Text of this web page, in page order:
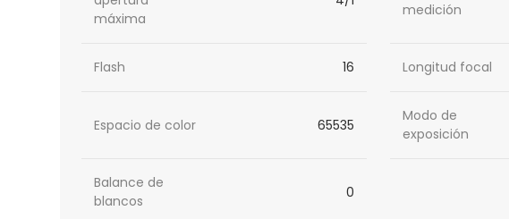
máxima
medición
Flash 16 Longitud focal
Espacio de color 65535
Modo de
exposición
Balance de
blancos
0